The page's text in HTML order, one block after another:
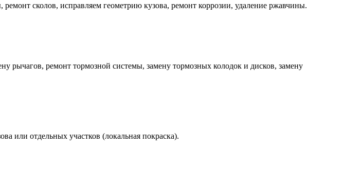
сколов, исправляем геометрию кузова, ремонт коррозии, удаление ржавчины.
рычагов, ремонт тормозной системы, замену тормозных колодок и дисков, замену
или отдельных участков (локальная покраска).